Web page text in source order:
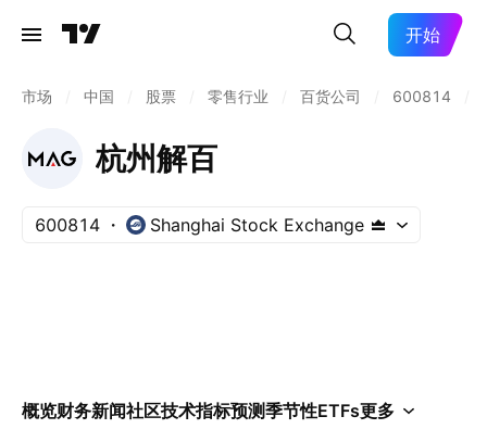
开始
市场 中国 股票 零售行业 百货公司 600814
杭州解百
600814 Shanghai Stock Exchange
概览财务新闻社区技术指标预测季节性ETFs更多